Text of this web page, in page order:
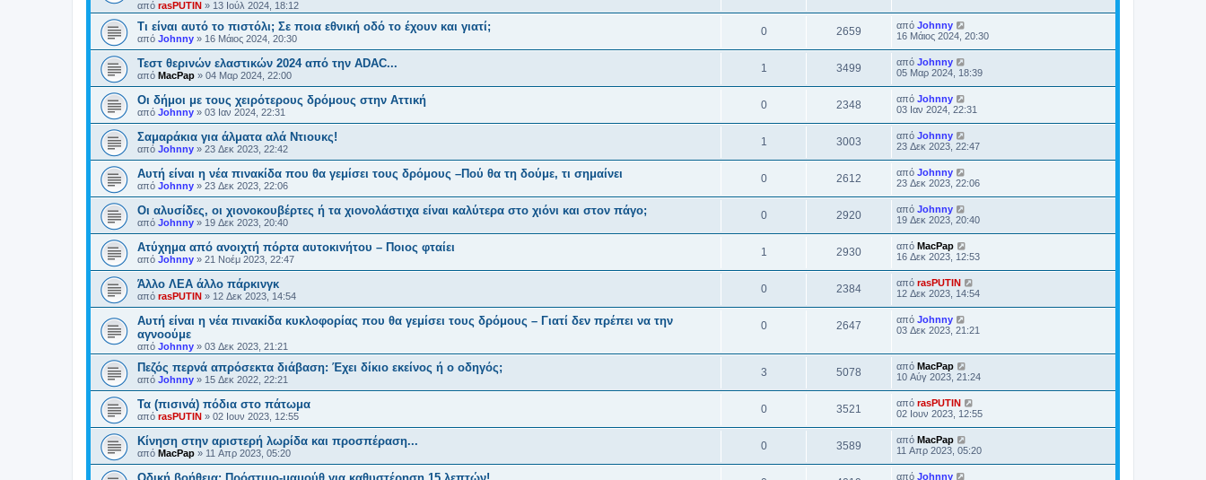
από rasPUTIN » 13 Ιούλ 2024, 18:12
Τι είναι αυτό το πιστόλι; Σε ποια εθνική οδό το έχουν και γιατί;
από Johnny » 16 Μάιος 2024, 20:30
0 2659 από Johnny
16 Μάιος 2024, 20:30
Τεστ θερινών ελαστικών 2024 από την ADAC...
από MacPap » 04 Μαρ 2024, 22:00
1 3499 από Johnny
05 Μαρ 2024, 18:39
Οι δήμοι με τους χειρότερους δρόμους στην Αττική
από Johnny » 03 Ιαν 2024, 22:31
0 2348 από Johnny
03 Ιαν 2024, 22:31
Σαμαράκια για άλματα αλά Ντιουκς!
από Johnny » 23 Δεκ 2023, 22:42
1 3003 από Johnny
23 Δεκ 2023, 22:47
Αυτή είναι η νέα πινακίδα που θα γεμίσει τους δρόμους –Πού θα τη δούμε, τι σημαίνει
από Johnny » 23 Δεκ 2023, 22:06
0 2612 από Johnny
23 Δεκ 2023, 22:06
Οι αλυσίδες, οι χιονοκουβέρτες ή τα χιονολάστιχα είναι καλύτερα στο χιόνι και στον πάγο;
από Johnny » 19 Δεκ 2023, 20:40
0 2920 από Johnny
19 Δεκ 2023, 20:40
Ατύχημα από ανοιχτή πόρτα αυτοκινήτου – Ποιος φταίει
από Johnny » 21 Νοέμ 2023, 22:47
1 2930 από MacPap
16 Δεκ 2023, 12:53
Άλλο ΛΕΑ άλλο πάρκινγκ
από rasPUTIN » 12 Δεκ 2023, 14:54
0 2384 από rasPUTIN
12 Δεκ 2023, 14:54
Αυτή είναι η νέα πινακίδα κυκλοφορίας που θα γεμίσει τους δρόμους – Γιατί δεν πρέπει να την
αγνοούμε
από Johnny » 03 Δεκ 2023, 21:21
0 2647 από Johnny
03 Δεκ 2023, 21:21
Πεζός περνά απρόσεκτα διάβαση: Έχει δίκιο εκείνος ή ο οδηγός;
από Johnny » 15 Δεκ 2022, 22:21
3 5078 από MacPap
10 Αύγ 2023, 21:24
Τα (πισινά) πόδια στο πάτωμα
από rasPUTIN » 02 Ιουν 2023, 12:55
0 3521 από rasPUTIN
02 Ιουν 2023, 12:55
Κίνηση στην αριστερή λωρίδα και προσπέραση...
από MacPap » 11 Απρ 2023, 05:20
0 3589 από MacPap
11 Απρ 2023, 05:20
Οδική βοήθεια: Πρόστιμο-μαμούθ για καθυστέρηση 15 λεπτών! από Johnny